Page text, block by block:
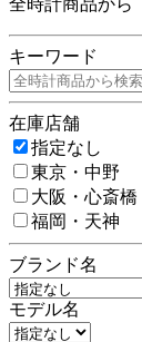
キーワード
在庫店舗
指定なし
東京・中野
大阪・心斎橋
福岡・天神
ブランド名
モデル名